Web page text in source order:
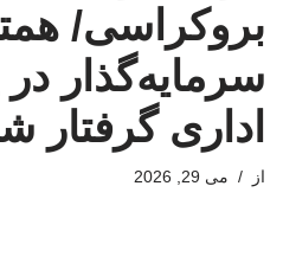
بروکراسی/
سرمایه‌گذار
اداری گرفتار
از می 29, 2026